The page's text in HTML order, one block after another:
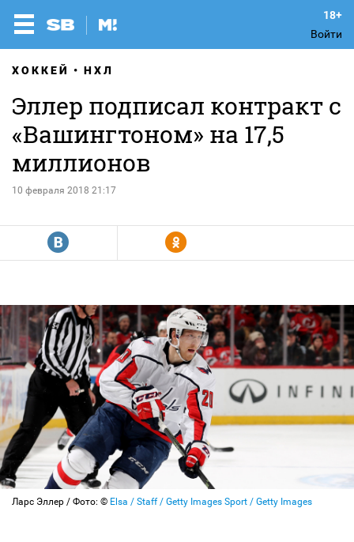
Войти
ХОККЕЙ НХЛ
Эллер подписал контракт с
«Вашингтоном» на 17,5
миллионов
10 февраля 2018 21:17
R Y
Ларс Эллер / Фото: © Elsa / Staff / Getty Images Sport / Getty Images